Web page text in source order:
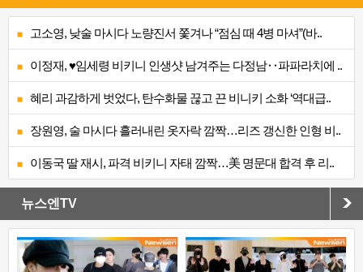
고소영, 낮술 마시다 노량진서 쫓겨나 “점심 때 4병 마셔”(바..
이정재, ♥임세령 비키니 인생샷 남겨주는 다정남‥파파라치에 ..
혜리 과감하게 벗었다, 탄수화물 끊고 끈 비니키 소화 ‘역대급..
장원영, 술 마시다 흘러내린 옷자락 깜짝…리즈 갱신한 인형 비..
이동국 딸 재시, 파격 비키니 자태 깜짝…美 명문대 합격 후 리..
뉴스엔TV